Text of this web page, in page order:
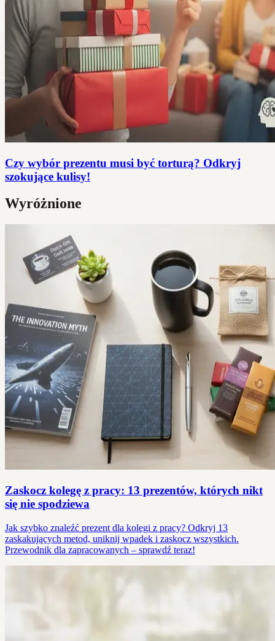
Czy wybór prezentu musi być torturą? Odkryj
szokujące kulisy!
Wyróżnione
Zaskocz kolegę z pracy: 13 prezentów, których nikt
się nie spodziewa
Jak szybko znaleźć prezent dla kolegi z pracy? Odkryj 13
zaskakujących metod, uniknij wpadek i zaskocz wszystkich.
Przewodnik dla zapracowanych – sprawdź teraz!